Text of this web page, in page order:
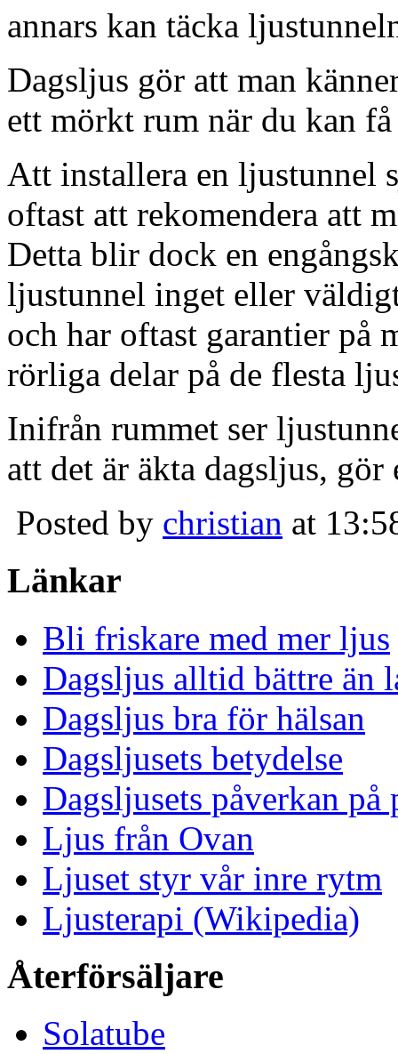
annars kan täcka
Dagsljus gör att man
ett mörkt rum när du kan
Att installera en ljustunnel
oftast att rekomendera att
Detta blir dock en
ljustunnel inget eller
och har oftast garantier på
rörliga delar på de flesta
Inifrån rummet ser
att det är äkta dagsljus,
Posted by christian at
Länkar
Bli friskare med mer ljus
Dagsljus alltid bättre än
Dagsljus bra för hälsan
Dagsljusets betydelse
Dagsljusets påverkan på
Ljus från Ovan
Ljuset styr vår inre rytm
Ljusterapi (Wikipedia)
Återförsäljare
Solatube